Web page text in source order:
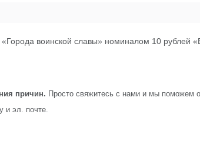
воинской славы» номиналом 10 рублей
причин. Просто свяжитесь с нами и мы поможем
и эл. почте.